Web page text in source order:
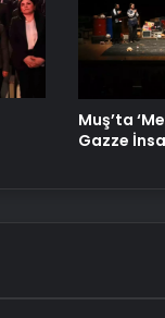
Muş’ta
Gazze